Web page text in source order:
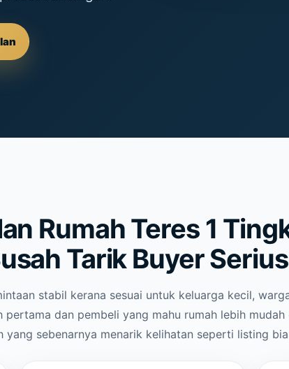
Rumah Teres 1
Tarik Buyer
stabil kerana sesuai untuk keluarga kecil,
dan pembeli yang mahu rumah lebih mudah
sebenarnya menarik kelihatan seperti listing